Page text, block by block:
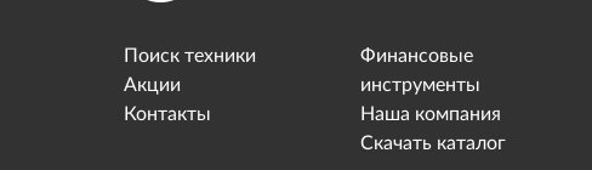
Поиск техники
Акции
Контакты
Финансовые
инструменты
Наша компания
Скачать каталог